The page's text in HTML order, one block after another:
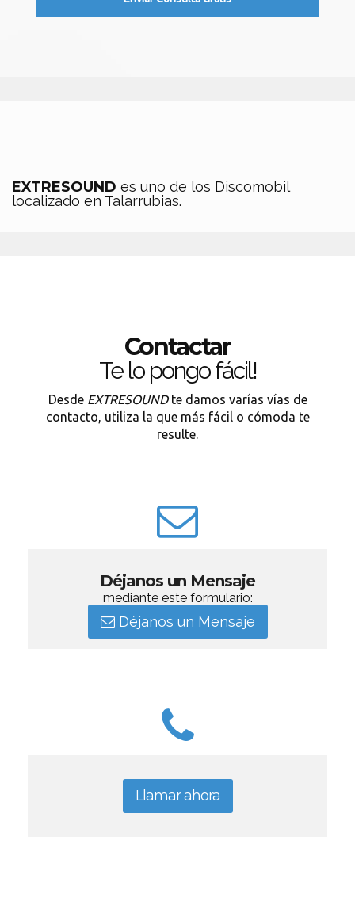
EXTRESOUND es uno de los Discomobil
localizado en Talarrubias.
Contactar
Te lo pongo fácil!
Desde EXTRESOUNDte damos varías vías de
contacto, utiliza la que más fácil o cómoda te
resulte.
Déjanos un Mensaje
mediante este formulario:
Déjanos un Mensaje
Llamar ahora